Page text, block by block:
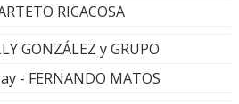
RICACOSA
GONZÁLEZ y GRUPO
- FERNANDO MATOS